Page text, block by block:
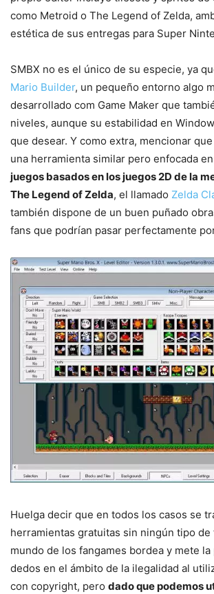
como Metroid o The Legend of Zelda,
estética de sus entregas para Super
SMBX no es el único de su especie, ya
Mario Builder, un pequeño entorno algo
desarrollado com Game Maker que
niveles, aunque su estabilidad en
que desear. Y como extra, mencionar
una herramienta similar pero enfocada
juegos basados en los juegos 2D de la
The Legend of Zelda, el llamado Zelda
también dispone de un buen puñado
fans que podrían pasar perfectamente
Huelga decir que en todos los casos se
herramientas gratuitas sin ningún tipo de
mundo de los fangames bordea y mete
dedos en el ámbito de la ilegalidad al
con copyright, pero dado que podemos